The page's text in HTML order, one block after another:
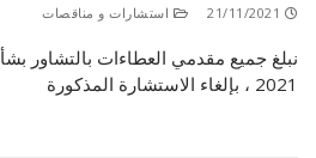
21/11/2021 استشارات و مناقصات
نبلغ جميع مقدمي العطاءات بالتشاور
2021 ، بإلغاء الاستشارة المذكورة